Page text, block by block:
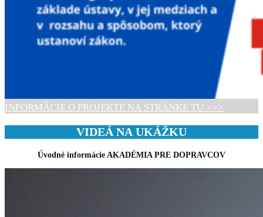
INFORMÁCIE O PROJEKTE NA STRÁNKE TU >>>
VIDEÁ NA UKÁŽKU
Úvodné informácie AKADÉMIA PRE DOPRAVCOV